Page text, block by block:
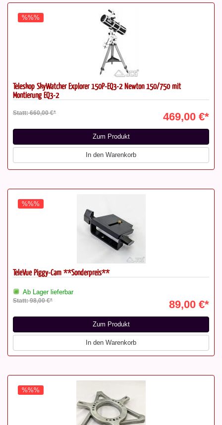
%%%
Teleskop SkyWatcher Explorer 150P-EQ3-2 Newton 150/750 mit
Montierung EQ3-2
Statt: 660,00 €* 469,00 €*
Zum Produkt
In den Warenkorb
%%%
TeleVue Piggy-Cam **Sonderpreis**
Ab Lager lieferbar
Statt: 98,00 €* 89,00 €*
Zum Produkt
In den Warenkorb
%%%